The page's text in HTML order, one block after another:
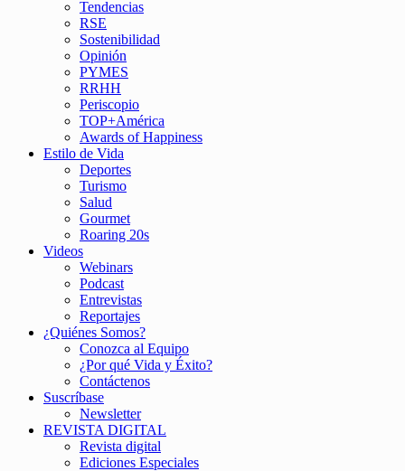
Tendencias
RSE
Sostenibilidad
Opinión
PYMES
RRHH
Periscopio
TOP+América
Awards of Happiness
Estilo de Vida
Deportes
Turismo
Salud
Gourmet
Roaring 20s
Videos
Webinars
Podcast
Entrevistas
Reportajes
¿Quiénes Somos?
Conozca al Equipo
¿Por qué Vida y Éxito?
Contáctenos
Suscríbase
Newsletter
REVISTA DIGITAL
Revista digital
Ediciones Especiales